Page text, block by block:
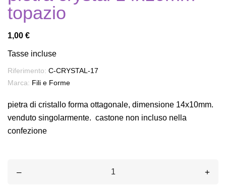
topazio
1,00 €
Tasse incluse
Riferimento: C-CRYSTAL-17
Marca: Fili e Forme
pietra di cristallo forma ottagonale, dimensione 14x10mm.
venduto singolarmente. castone non incluso nella
confezione
– +